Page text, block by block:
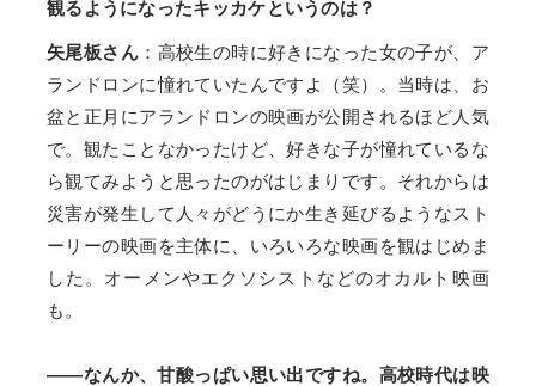
観るようになったキッカケというのは？
矢尾板さん ：高校生の時に好きになった女の子が、ア
ランドロンに憧れていたんですよ（笑）。当時は、お
盆と正月にアランドロンの映画が公開されるほど人気
で。観たことなかったけど、好きな子が憧れているな
ら観てみようと思ったのがはじまりです。それからは
災害が発生して人々がどうにか生き延びるようなスト
ーリーの映画を主体に、いろいろな映画を観はじめま
した。オーメンやエクソシストなどのオカルト映画
も。
――なんか、甘酸っぱい思い出ですね。高校時代は映